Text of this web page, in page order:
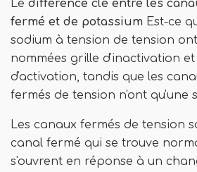
Le différence clé entre les
fermé et de potassium Est-ce
sodium à tension de tension
nommées grille d'inactivation
d'activation, tandis que les
fermés de tension n'ont qu'une
Les canaux fermés de tension
canal fermé qui se trouve
s'ouvrent en réponse à un